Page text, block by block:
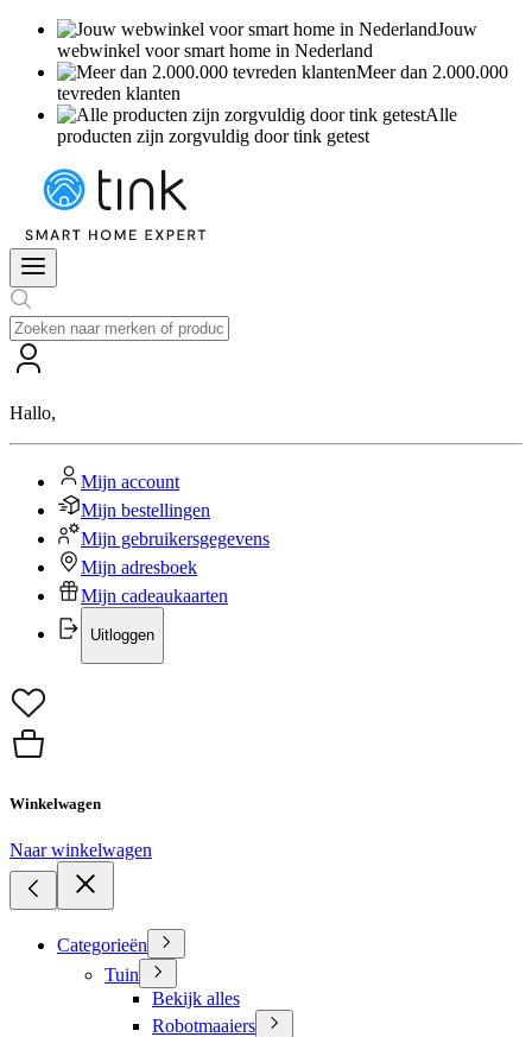
Jouw
webwinkel voor smart home in Nederland
Meer dan 2.000.000
tevreden klanten
Alle
producten zijn zorgvuldig door tink getest
Hallo,
Mijn account
Mijn bestellingen
Mijn gebruikersgegevens
Mijn adresboek
Mijn cadeaukaarten
Uitloggen
Winkelwagen
Naar winkelwagen
Categorieën
Tuin
Bekijk alles
Robotmaaiers